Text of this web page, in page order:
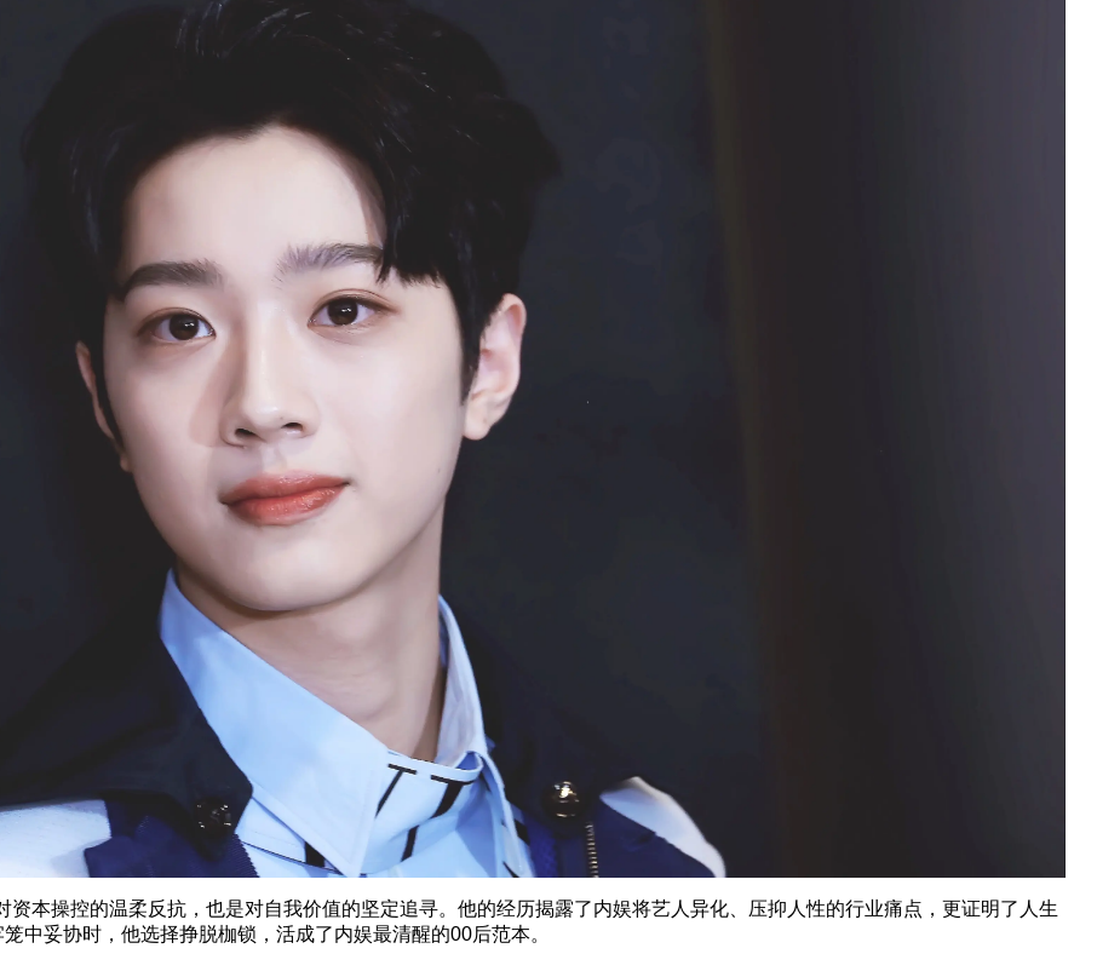
操控的温柔反抗，也是对自我价值的坚定追寻。他的经历揭露了内娱将艺人异化、压抑人性的行业痛点，更证明了人生
中妥协时，他选择挣脱枷锁，活成了内娱最清醒的00后范本。